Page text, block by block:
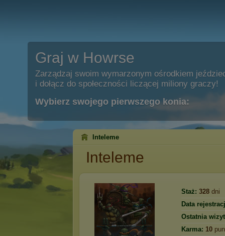
Graj w Howrse
Zarządzaj swoim wymarzonym ośrodkiem
i dołącz do społeczności liczącej miliony graczy!
Wybierz swojego pierwszego konia:
Inteleme
Inteleme
Staż: 328 dni
Data
Ostatnia
Karma: 10